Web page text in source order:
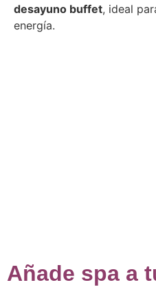
desayuno buffet, ideal
energía.
Añade spa a